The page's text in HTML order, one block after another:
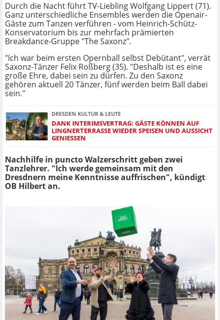
Durch die Nacht führt TV-Liebling Wolfgang Lippert (71).
Ganz unterschiedliche Ensembles werden die Openair-
Gäste zum Tanzen verführen - vom Heinrich-Schütz-
Konservatorium bis zur mehrfach prämierten
Breakdance-Gruppe "The Saxonz".
"Ich war beim ersten Opernball selbst Debütant", verrät
Saxonz-Tänzer Felix Roßberg (35). "Deshalb ist es eine
große Ehre, dabei sein zu dürfen. Zu den Saxonz
gehören aktuell 20 Tänzer, fünf werden beim Ball dabei
sein."
DRESDEN KULTUR & LEUTE
DANK INTERIMSVERTRAG: GÄSTE KÖNNEN AUF
LINGNERTERRASSE WIEDER SPEISEN UND AUSSICHT
GENIESSEN
Nachhilfe in puncto Walzerschritt geben zwei
Tanzlehrer. "Ich werde gemeinsam mit den
Dresdnern meine Kenntnisse auffrischen", kündigt
OB Hilbert an.